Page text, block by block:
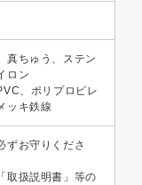
真ちゅう、ステン
ロン
、ポリプロピレ
ッキ鉄線
ずお守りくださ
取扱説明書」等の